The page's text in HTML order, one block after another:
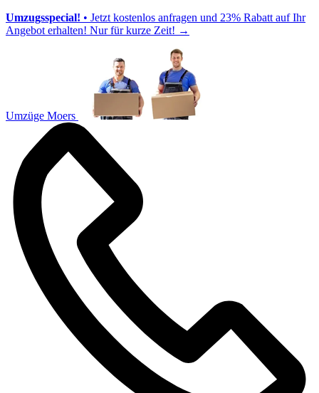
Umzugsspecial! • Jetzt kostenlos anfragen und 23% Rabatt auf Ihr
Angebot erhalten! Nur für kurze Zeit! →
Umzüge Moers